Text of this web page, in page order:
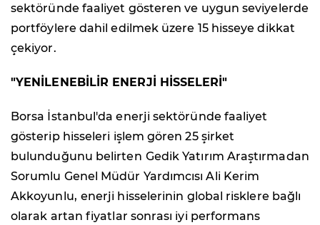
sektöründe faaliyet gösteren ve uygun seviyelerde
portföylere dahil edilmek üzere 15 hisseye dikkat
çekiyor.
"YENİLENEBİLİR ENERJİ HİSSELERİ"
Borsa İstanbul'da enerji sektöründe faaliyet
gösterip hisseleri işlem gören 25 şirket
bulunduğunu belirten Gedik Yatırım Araştırmadan
Sorumlu Genel Müdür Yardımcısı Ali Kerim
Akkoyunlu, enerji hisselerinin global risklere bağlı
olarak artan fiyatlar sonrası iyi performans